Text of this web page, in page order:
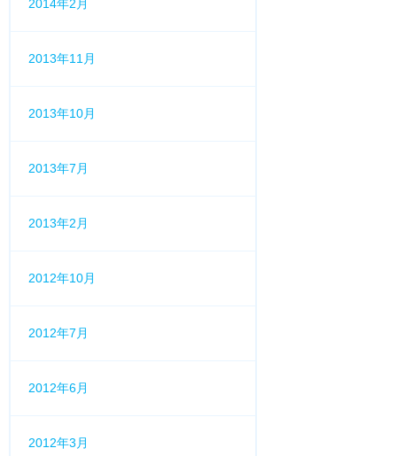
2014年2月
2013年11月
2013年10月
2013年7月
2013年2月
2012年10月
2012年7月
2012年6月
2012年3月